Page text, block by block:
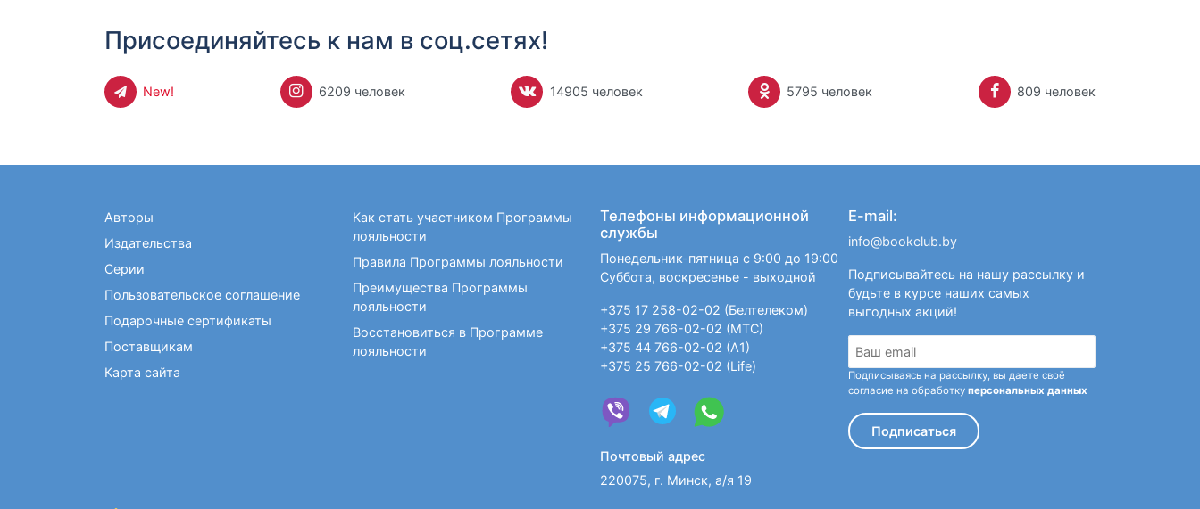
Присоединяйтесь к нам в соц.сетях!
New! 6209 человек 14905 человек 5795 человек 809 человек
Авторы
Издательства
Серии
Пользовательское соглашение
Подарочные сертификаты
Поставщикам
Карта сайта
Как стать участником Программы
лояльности
Правила Программы лояльности
Преимущества Программы
лояльности
Восстановиться в Программе
лояльности
Телефоны информационной
службы
Понедельник-пятница с 9:00 до 19:00
Суббота, воскресенье - выходной
+375 17 258-02-02 (Белтелеком)
+375 29 766-02-02 (МТС)
+375 44 766-02-02 (А1)
+375 25 766-02-02 (Life)
Почтовый адрес
220075, г. Минск, а/я 19
E-mail:
info@bookclub.by
Подписывайтесь на нашу рассылку и
будьте в курсе наших самых
выгодных акций!
Подписываясь на рассылку, вы даете своё
согласие на обработку персональных данных
Подписаться